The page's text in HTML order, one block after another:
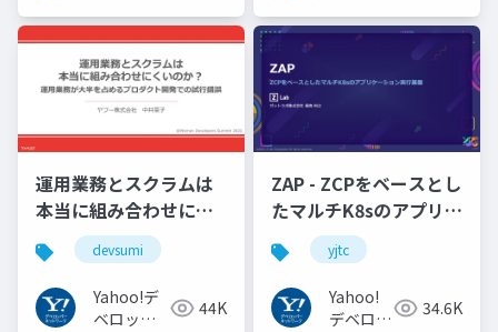
トワーク
トワーク
運用業務とスクラムは
本当に組み合わせにく
いのか︖運用業務が大
半を占めるプロダクト
開発での試行錯誤
devsumi
Yahoo!デ
ベロッパ
44K
ZAP - ZCPをベースとし
たマルチK8sのアプリケ
ーション実行基盤
#YJTC / YJTC21 B-3
yjtc
Yahoo!
デベロッ
34.6K